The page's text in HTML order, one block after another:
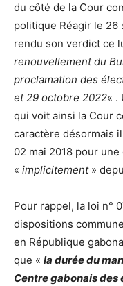
du côté de la Cour
politique Réagir le 26
rendu son verdict ce
renouvellement du
proclamation des
et 29 octobre 2022« .
qui voit ainsi la Cour
caractère désormais
02 mai 2018 pour
« implicitement»
Pour rappel, la loi n°
dispositions
en République
que « la durée du
Centre gabonais des